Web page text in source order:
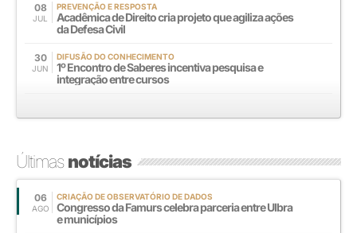
08
JUL
PREVENÇÃO E RESPOSTA
Acadêmica de Direito cria projeto que agiliza ações
da Defesa Civil
30
JUN
DIFUSÃO DO CONHECIMENTO
1º Encontro de Saberes incentiva pesquisa e
integração entre cursos
Últimasnotícias
06
AGO
CRIAÇÃO DE OBSERVATÓRIO DE DADOS
Congresso da Famurs celebra parceria entre Ulbra
e municípios